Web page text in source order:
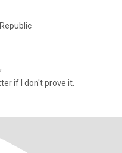
if I don't prove it.